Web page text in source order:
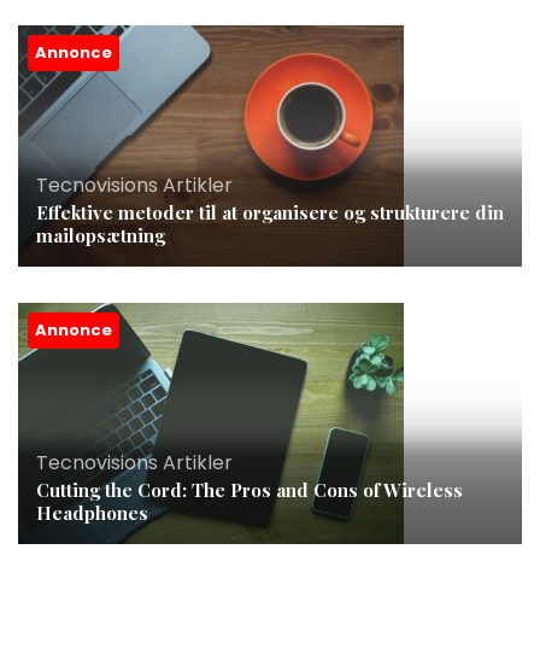
Annonce
Tecnovisions Artikler
Effektive metoder til at organisere og strukturere din
mailopsætning
Annonce
Tecnovisions Artikler
Cutting the Cord: The Pros and Cons of Wireless
Headphones